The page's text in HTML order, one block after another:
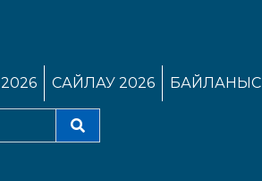
САЙЛАУ 2026 БАЙЛАНЫС